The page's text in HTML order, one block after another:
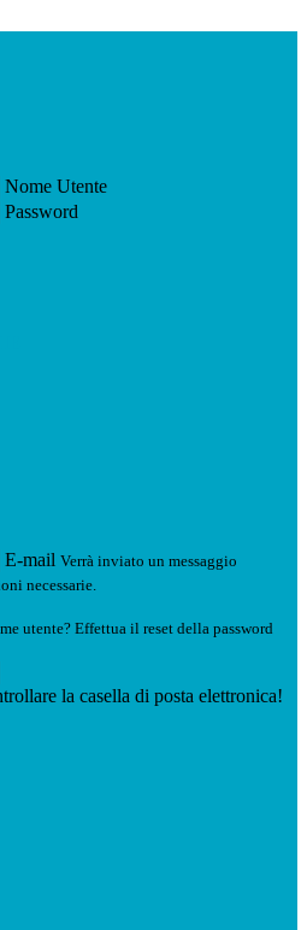
Nome Utente
Password
E-mail Verrà inviato un messaggio
necessarie.
utente? Effettua il reset della password
la casella di posta elettronica!